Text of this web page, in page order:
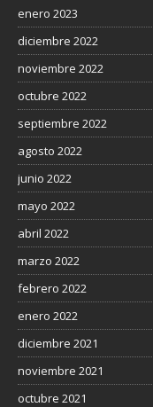
enero 2023
diciembre 2022
noviembre 2022
octubre 2022
septiembre 2022
agosto 2022
junio 2022
mayo 2022
abril 2022
marzo 2022
febrero 2022
enero 2022
diciembre 2021
noviembre 2021
octubre 2021